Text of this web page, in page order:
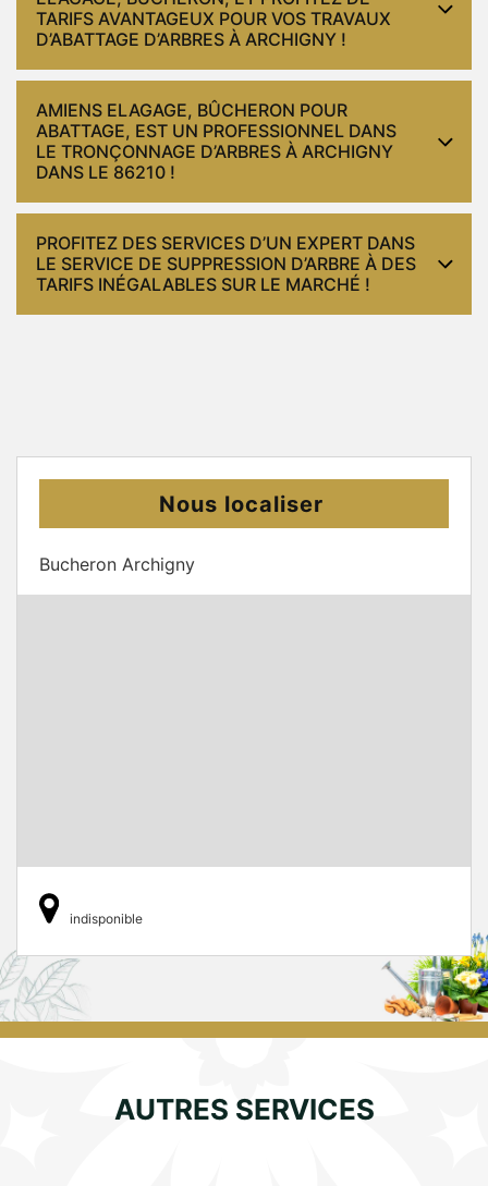
TARIFS AVANTAGEUX POUR VOS TRAVAUX
D’ABATTAGE D’ARBRES À ARCHIGNY !
AMIENS ELAGAGE, BÛCHERON POUR
ABATTAGE, EST UN PROFESSIONNEL DANS
LE TRONÇONNAGE D’ARBRES À ARCHIGNY
DANS LE 86210 !
PROFITEZ DES SERVICES D’UN EXPERT DANS
LE SERVICE DE SUPPRESSION D’ARBRE À DES
TARIFS INÉGALABLES SUR LE MARCHÉ !
Nous localiser
Bucheron Archigny
indisponible
AUTRES SERVICES